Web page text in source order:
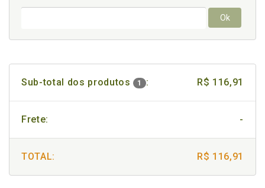
Ok
Sub-total dos produtos 1 : R$ 116,91
Frete: -
TOTAL: R$ 116,91